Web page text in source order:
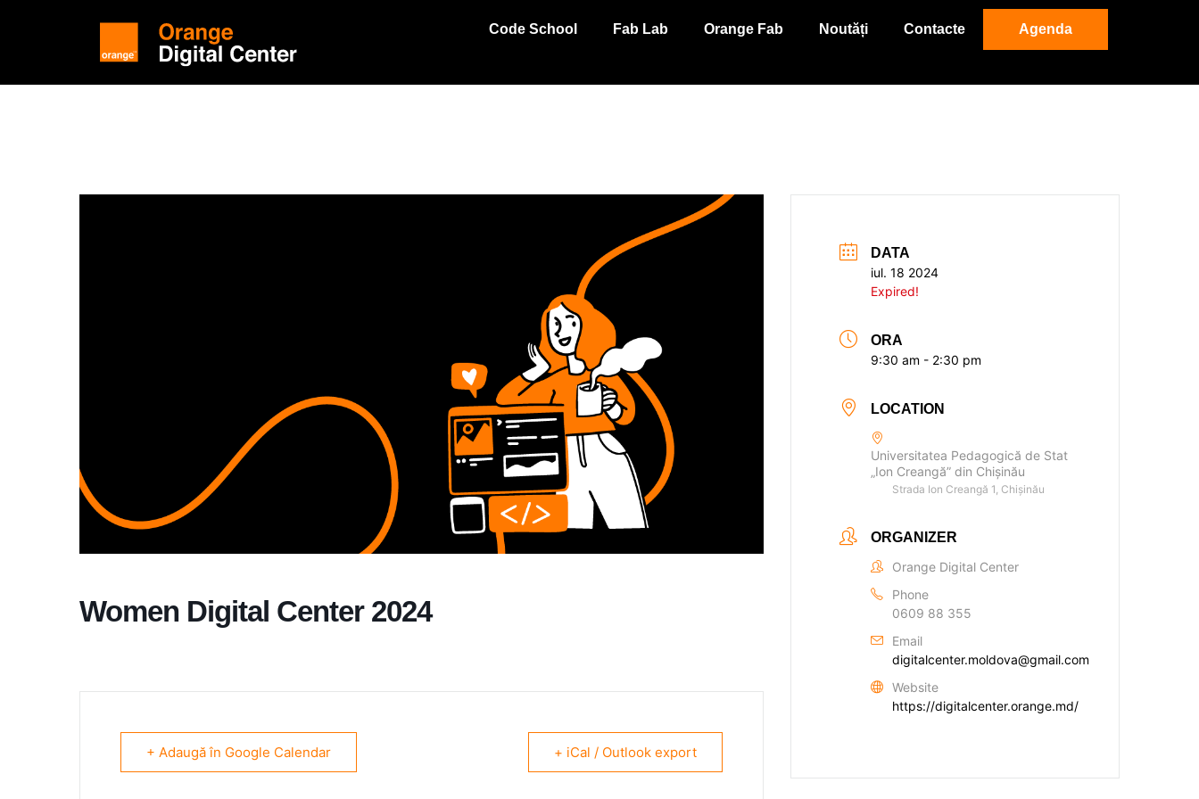
Code School Fab Lab Orange Fab Noutăți Contacte Agenda
Women Digital Center 2024
+ Adaugă în Google Calendar + iCal / Outlook export
DATA
iul. 18 2024
Expired!
ORA
9:30 am - 2:30 pm
LOCATION
Universitatea Pedagogică de Stat
„Ion Creangă” din Chișinău
Strada Ion Creangă 1, Chișinău
ORGANIZER
Orange Digital Center
Phone
0609 88 355
Email
digitalcenter.moldova@gmail.com
Website
https://digitalcenter.orange.md/